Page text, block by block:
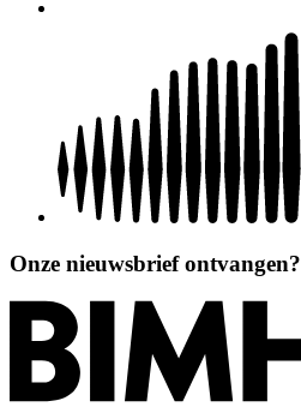
Onze nieuwsbrief ontvangen?